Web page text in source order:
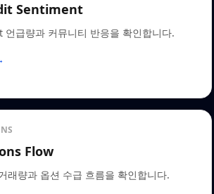
Sentiment
언급량과 커뮤니티 반응을 확인합니다.
Flow
래량과 옵션 수급 흐름을 확인합니다.